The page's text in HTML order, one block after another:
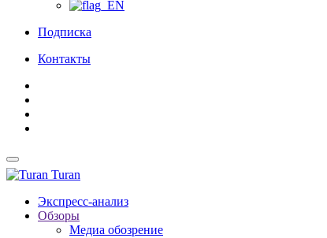
Подписка
Контакты
Turan
Экспресс-анализ
Обзоры
Медиа обозрение